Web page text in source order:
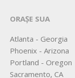
ORAȘE SUA
Atlanta - Georgia
Phoenix - Arizona
Portland - Oregon
Sacramento, CA